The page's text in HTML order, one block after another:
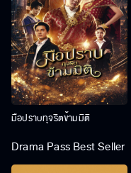
มือปราบทุจริตข้ามมิติ
Drama Pass Best Seller